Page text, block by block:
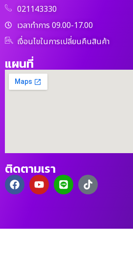
021143330
เวลาทำการ 09.00-17.00
เงื่อนไขในการเปลี่ยนคืนสินค้า
แผนที่
ติดตามเรา